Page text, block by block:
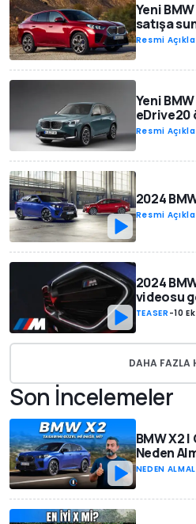
Yeni
satışa
Resmi
Yeni
eDrive20
Resmi
2024
Resmi
2024
videosu
TEASER -10
DAHA FAZLA
Son İncelemeler
BMW X2
Neden
NEDEN